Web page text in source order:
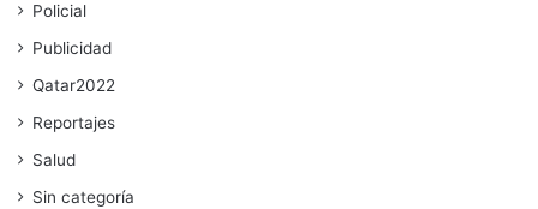
Policial
Publicidad
Qatar2022
Reportajes
Salud
Sin categoría